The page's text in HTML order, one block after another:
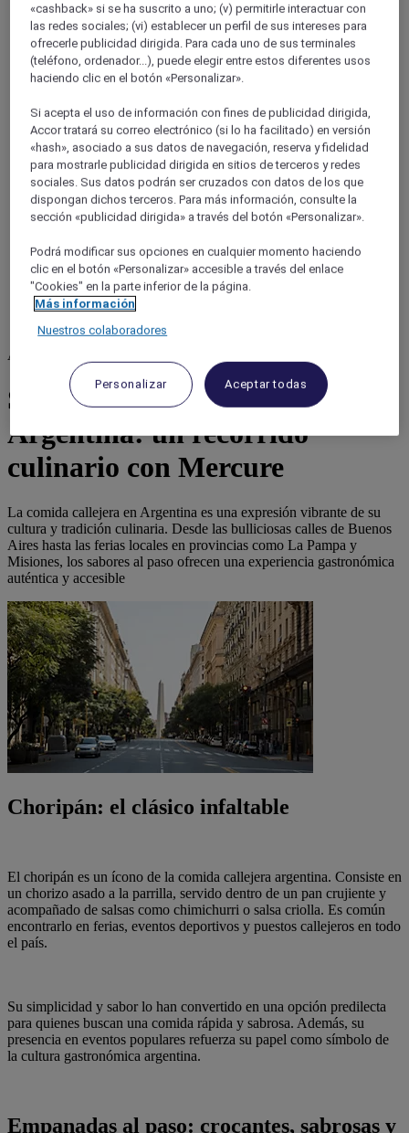
Argentina
Sabores callejeros en
Argentina: un recorrido
culinario con Mercure
La comida callejera en Argentina es una expresión vibrante de su
cultura y tradición culinaria. Desde las bulliciosas calles de Buenos
Aires hasta las ferias locales en provincias como La Pampa y
Misiones, los sabores al paso ofrecen una experiencia gastronómica
auténtica y accesible
Choripán: el clásico infaltable
El choripán es un ícono de la comida callejera argentina. Consiste en
un chorizo asado a la parrilla, servido dentro de un pan crujiente y
acompañado de salsas como chimichurri o salsa criolla. Es común
encontrarlo en ferias, eventos deportivos y puestos callejeros en todo
el país.
Su simplicidad y sabor lo han convertido en una opción predilecta
para quienes buscan una comida rápida y sabrosa. Además, su
presencia en eventos populares refuerza su papel como símbolo de
la cultura gastronómica argentina.
Empanadas al paso: crocantes, sabrosas y
«cashback» si se ha suscrito a uno; (v) permitirle interactuar con
las redes sociales; (vi) establecer un perfil de sus intereses para
ofrecerle publicidad dirigida. Para cada uno de sus terminales
(teléfono, ordenador...), puede elegir entre estos diferentes usos
haciendo clic en el botón «Personalizar».
Si acepta el uso de información con fines de publicidad dirigida,
Accor tratará su correo electrónico (si lo ha facilitado) en versión
«hash», asociado a sus datos de navegación, reserva y fidelidad
para mostrarle publicidad dirigida en sitios de terceros y redes
sociales. Sus datos podrán ser cruzados con datos de los que
dispongan dichos terceros. Para más información, consulte la
sección «publicidad dirigida» a través del botón «Personalizar».
Podrá modificar sus opciones en cualquier momento haciendo
clic en el botón «Personalizar» accesible a través del enlace
"Cookies" en la parte inferior de la página.
Más información
Nuestros colaboradores
Personalizar Aceptar todas